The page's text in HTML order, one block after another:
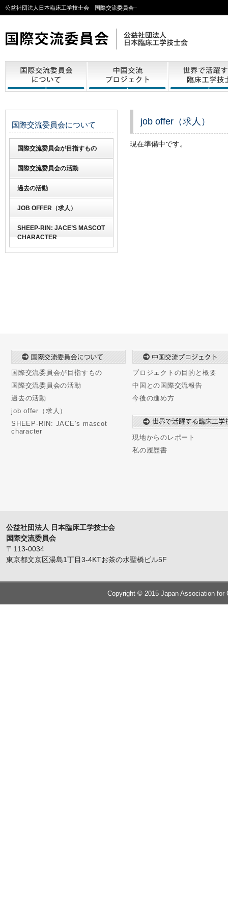
公益社団法人日本臨床工学技士会 国際交流委員会–
job offer（求人）
現在準備中です。
国際交流委員会について
国際交流委員会が目指すもの
国際交流委員会の活動
過去の活動
JOB OFFER（求人）
SHEEP-RIN: JACE’S MASCOT
CHARACTER
国際交流委員会が目指すもの
国際交流委員会の活動
過去の活動
job offer（求人）
SHEEP-RIN: JACE’s mascot
character
プロジェクトの目的と概要
中国との国際交流報告
今後の進め方
現地からのレポート
私の履歴書
公益社団法人 日本臨床工学技士会
国際交流委員会
〒113-0034
東京都文京区湯島1丁目3-4KTお茶の水聖橋ビル5F
Copyright © 2015 Japan Association for